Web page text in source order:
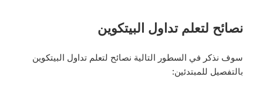
نصائح لتعلم تداول البيتكوين
سوف نذكر في السطور التالية نصائح لتعلم تداول البيتكوين
بالتفصيل للمبتدئين: